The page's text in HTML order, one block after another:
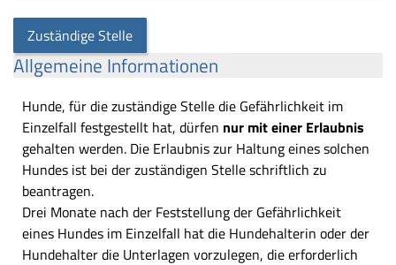
Zuständige Stelle
Allgemeine Informationen
Hunde, für die zuständige Stelle die Gefährlichkeit im
Einzelfall festgestellt hat, dürfen nur mit einer Erlaubnis
gehalten werden. Die Erlaubnis zur Haltung eines solchen
Hundes ist bei der zuständigen Stelle schriftlich zu
beantragen.
Drei Monate nach der Feststellung der Gefährlichkeit
eines Hundes im Einzelfall hat die Hundehalterin oder der
Hundehalter die Unterlagen vorzulegen, die erforderlich